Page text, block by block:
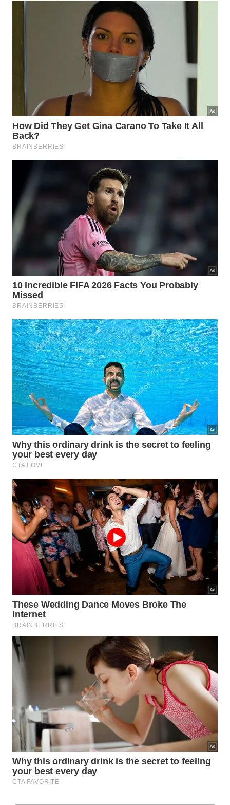
Utilize vinagre branco para eliminar manchas de
calcário e devolver o brilho ao box de vidro. – Imagem
Quais cuidados são necessários com
o ácido acético?
Embora seja um produto natural, a substância ácida
exige moderação para evitar danos em superfícies
sensíveis como mármores e granitos. O contato
contínuo pode corroer esses materiais porosos,
sendo fundamental aplicar o líquido restritamente
ou metalresistente
Garantir a ventilação adequada abrindo janelas e
portas durante o procedimento evita o incômodo
com o odor forte característico. Dessa forma, a
manutenção do lar ocorre de maneira totalmente
segura, econômica e altamente eficaz,
transformando a rotina decuidadoscom o seu